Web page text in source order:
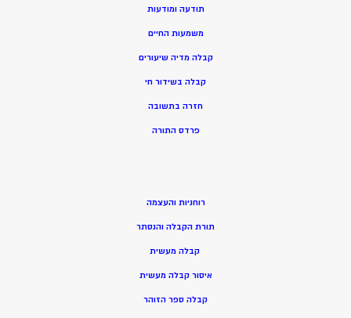
תודעה ומודעות
משמעות החיים
קבלה מדיה שיעורים
קבלה בשידור חי
חזרה בתשובה
פרדס התורה
רוחניות והעצמה
תורת הקבלה והנסתר
קבלה מעשית
איסור קבלה מעשית
קבלה ספר הזוהר